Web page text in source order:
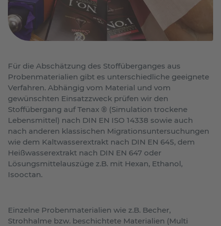
Für die Abschätzung des Stoffüberganges aus
Probenmaterialien gibt es unterschiedliche geeignete
Verfahren. Abhängig vom Material und vom
gewünschten Einsatzzweck prüfen wir den
Stoffübergang auf Tenax ® (Simulation trockene
Lebensmittel) nach DIN EN ISO 14338 sowie auch
nach anderen klassischen Migrationsuntersuchungen
wie dem Kaltwasserextrakt nach DIN EN 645, dem
Heißwasserextrakt nach DIN EN 647 oder
Lösungsmittelauszüge z.B. mit Hexan, Ethanol,
Isooctan.
Einzelne Probenmaterialien wie z.B. Becher,
Strohhalme bzw. beschichtete Materialien (Multi